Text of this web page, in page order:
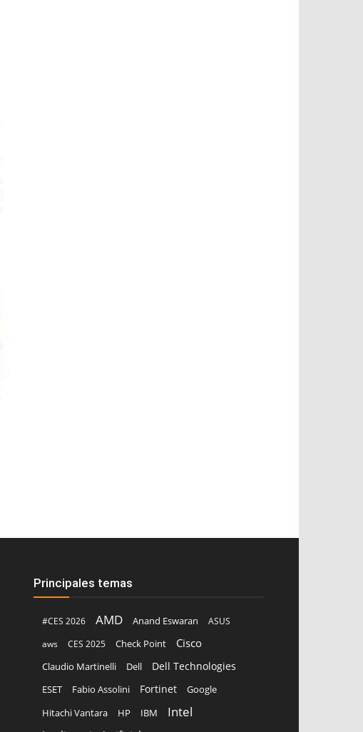
Principales temas
#CES 2026 AMD Anand Eswaran
ASUS
aws
CES 2025 Check Point Cisco
Claudio Martinelli Dell Dell Technologies
ESET Fabio Assolini Fortinet
Google
Hitachi Vantara
HP IBM Intel